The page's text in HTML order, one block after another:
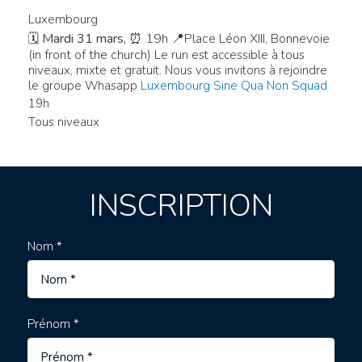
Luxembourg
🗓 Mardi 31 mars, ⏰ 19h 📍Place Léon XIII, Bonnevoie
(in front of the church) Le run est accessible à tous
niveaux, mixte et gratuit. Nous vous invitons à rejoindre
le groupe Whasapp Luxembourg Sine Qua Non Squad
19h
Tous niveaux
INSCRIPTION
Nom *
Prénom *